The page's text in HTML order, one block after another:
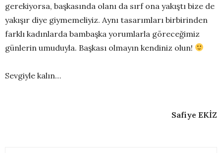
gerekiyorsa, başkasında olanı da sırf ona yakıştı bize de
yakışır diye giymemeliyiz. Aynı tasarımları birbirinden
farklı kadınlarda bambaşka yorumlarla göreceğimiz
günlerin umuduyla. Başkası olmayın kendiniz olun!
Sevgiyle kalın…
Safiye EKİZ